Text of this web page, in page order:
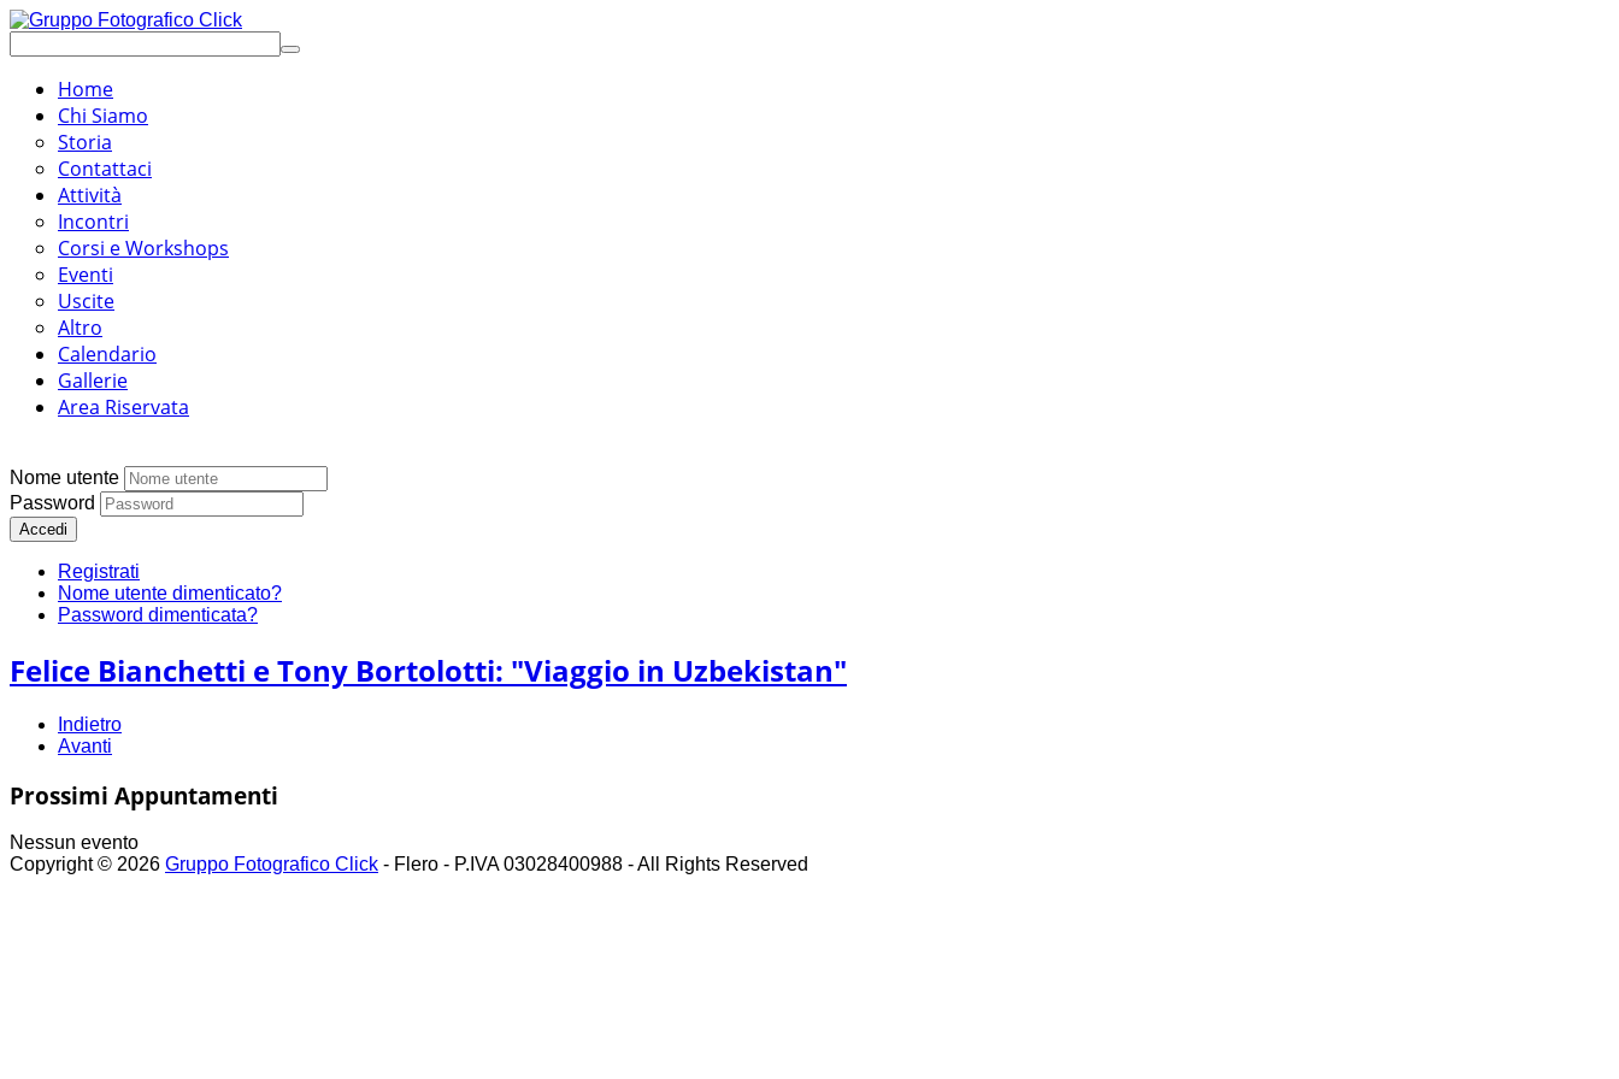
Home
Chi Siamo
Storia
Contattaci
Attività
Incontri
Corsi e Workshops
Eventi
Uscite
Altro
Calendario
Gallerie
Area Riservata
Nome utente
Password
Accedi
Registrati
Nome utente dimenticato?
Password dimenticata?
Felice Bianchetti e Tony Bortolotti: "Viaggio in Uzbekistan"
Indietro
Avanti
Prossimi Appuntamenti
Nessun evento
Copyright © 2026 Gruppo Fotografico Click - Flero - P.IVA 03028400988 - All Rights Reserved